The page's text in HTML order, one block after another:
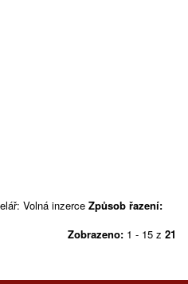
Volná inzerce Způsob řazení:
Zobrazeno: 1 - 15 z 21